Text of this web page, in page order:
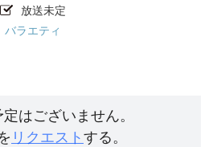
放送未定
バラエティ
はございません。
リクエストする。